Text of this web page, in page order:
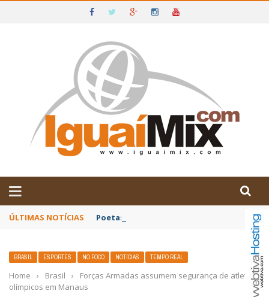
IGUAÍ E SUDOESTE DA BAHIA
ÚLTIMAS NOTÍCIAS Poetas baianos representam o Brasil no
BRASIL ESPORTES NO FOCO NOTÍCIAS TEMPO REAL
Home › Brasil ›
Forças Armadas assumem segurança de atletas
olímpicos em Manaus